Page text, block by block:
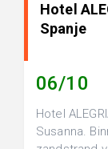
Hotel
Spanje
06/10
Hotel
Susanna.